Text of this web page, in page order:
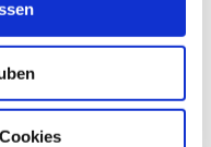
Denn die Bilder vom
nächste Mal!